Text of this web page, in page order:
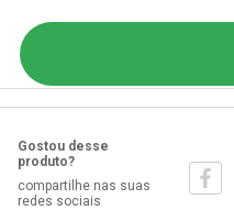
Gostou desse
produto?
compartilhe nas suas
redes sociais